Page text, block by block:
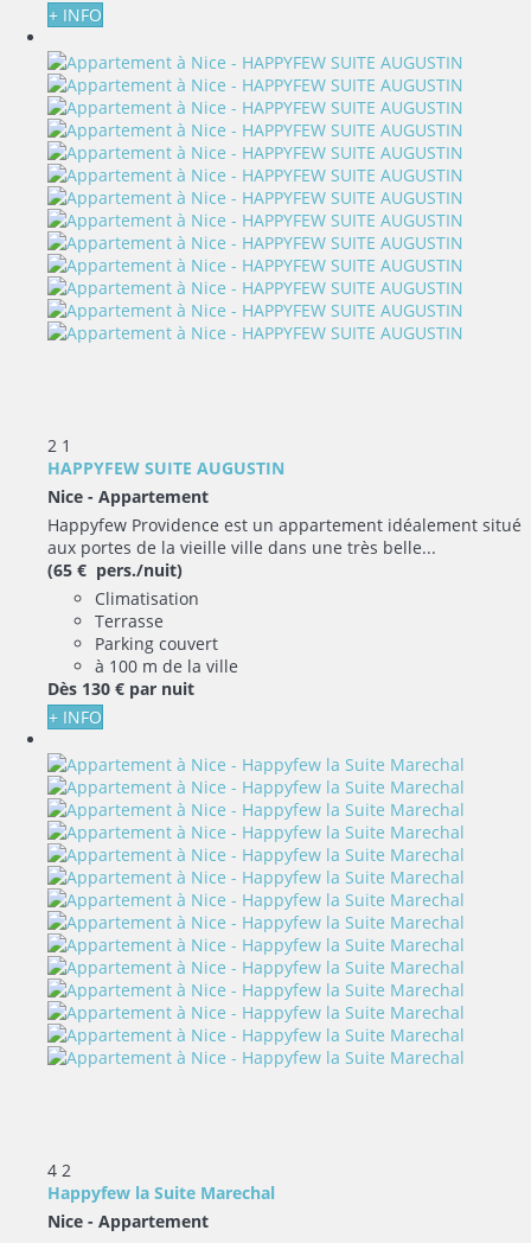
+ INFO
2 1
HAPPYFEW SUITE AUGUSTIN
Nice - Appartement
Happyfew Providence est un appartement idéalement situé
aux portes de la vieille ville dans une très belle...
(65 € pers./nuit)
Climatisation
Terrasse
Parking couvert
à 100 m de la ville
Dès 130 € par nuit
+ INFO
4 2
Happyfew la Suite Marechal
Nice - Appartement